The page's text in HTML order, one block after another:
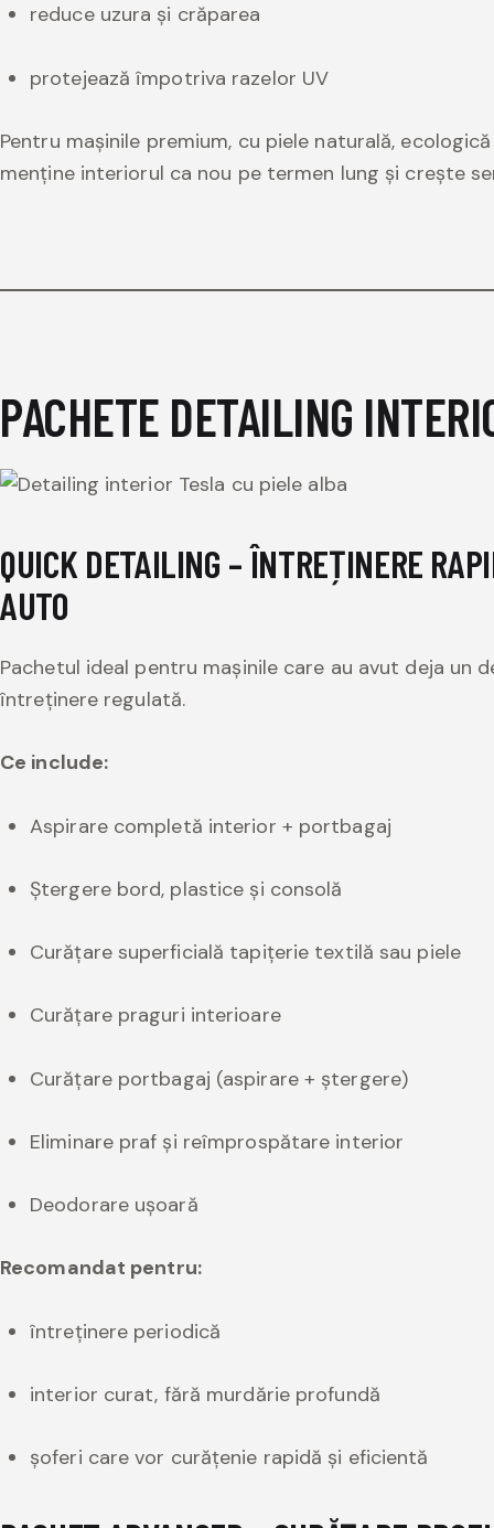
reduce uzura și crăparea
protejează împotriva razelor UV
Pentru mașinile premium, cu piele naturală,
menține interiorul ca nou pe termen lung și crește
PACHETE DETAILING
QUICK DETAILING – ÎNTREȚINERE
AUTO
Pachetul ideal pentru mașinile care au avut deja un
întreținere regulată.
Ce include:
Aspirare completă interior + portbagaj
Ștergere bord, plastice și consolă
Curățare superficială tapițerie textilă sau piele
Curățare praguri interioare
Curățare portbagaj (aspirare + ștergere)
Eliminare praf și reîmprospătare interior
Deodorare ușoară
Recomandat pentru:
întreținere periodică
interior curat, fără murdărie profundă
șoferi care vor curățenie rapidă și eficientă